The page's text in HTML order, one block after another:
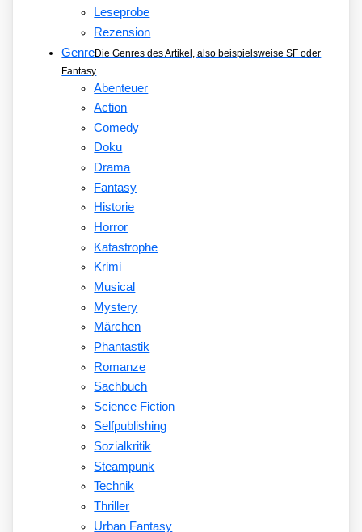
Leseprobe
Rezension
GenreDie Genres des Artikel, also beispielsweise SF oder
Fantasy
Abenteuer
Action
Comedy
Doku
Drama
Fantasy
Historie
Horror
Katastrophe
Krimi
Musical
Mystery
Märchen
Phantastik
Romanze
Sachbuch
Science Fiction
Selfpublishing
Sozialkritik
Steampunk
Technik
Thriller
Urban Fantasy